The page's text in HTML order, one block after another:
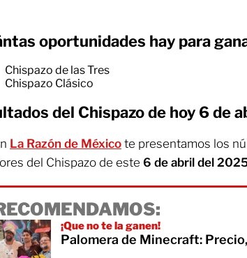
oportunidades hay para
Chispazo de las Tres
Chispazo Clásico
del Chispazo de hoy 6 de
La Razón de México te presentamos los
del Chispazo de este 6 de abril del
¡Que no te la ganen!
Palomera de Minecraft: